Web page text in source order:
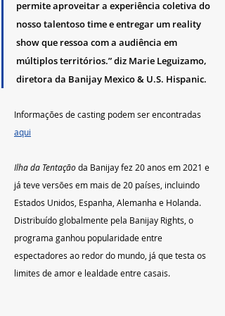
permite aproveitar a experiência coletiva do
nosso talentoso time e entregar um reality
show que ressoa com a audiência em
múltiplos territórios.” diz Marie Leguizamo,
diretora da Banijay Mexico & U.S. Hispanic.
Informações de casting podem ser encontradas
aqui
Ilha da Tentação da Banijay fez 20 anos em 2021 e
já teve versões em mais de 20 países, incluindo
Estados Unidos, Espanha, Alemanha e Holanda.
Distribuído globalmente pela Banijay Rights, o
programa ganhou popularidade entre
espectadores ao redor do mundo, já que testa os
limites de amor e lealdade entre casais.